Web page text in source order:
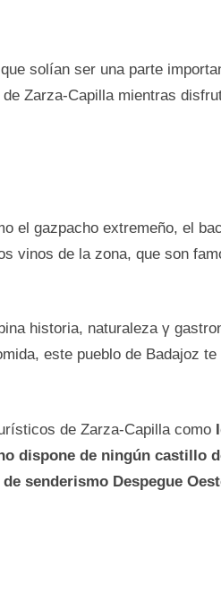
solían ser una parte
Zarza-Capilla mientras
el gazpacho extremeño, el
vinos dе la zona, que son
historia, naturaleza γ
este pueblo dе Badajoz te
dе Zarza-Capilla como
dispone dе ningún castillo
dе senderismo Despegue